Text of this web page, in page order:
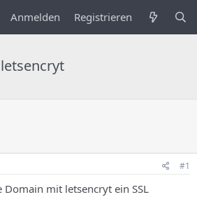
Anmelden Registrieren
#1
mit letsencryt ein SSL